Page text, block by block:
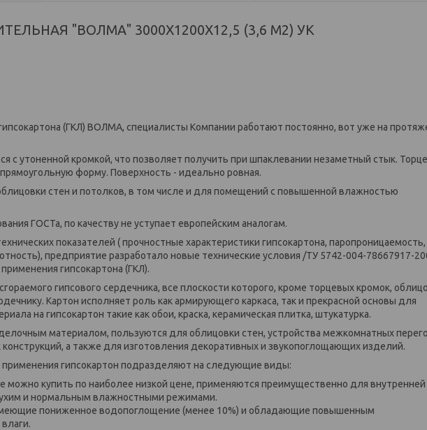
"ВОЛМА" 3000Х1200Х12,5 (3,6 М2) УК
(ГКЛ) ВОЛМА, специалисты Компании работают постоянно, вот уже на
с утоненной кромкой, что позволяет получить при шпаклевании незаметный стык.
форму. Поверхность - идеально ровная.
стен и потолков, в том числе и для помещений с повышенной влажностью
ГОСТа, по качеству не уступает европейским аналогам.
показателей ( прочностные характеристики гипсокартона, паропроницаемость,
предприятие разработало новые технические условия /ТУ 5742-004-78667917-
гипсокартона (ГКЛ).
гипсового сердечника, все плоскости которого, кроме торцевых кромок,
Картон исполняет роль как армирующего каркаса, так и прекрасной основы для
на гипсокартон такие как обои, краска, керамическая плитка, штукатурка.
материалом, пользуются для облицовки стен, устройства межкомнатных
а также для изготовления декоративных и звукопоглощающих изделий.
применения гипсокартон подразделяют на следующие виды:
можно купить по наиболее низкой цене, применяются преимущественно для внутренней
и нормальным влажностными режимами.
пониженное водопоглощение (менее 10%) и обладающие повышенным